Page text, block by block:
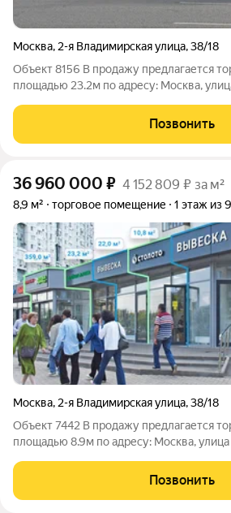
Москва, 2-я Владимирская улица,38/18
Объект 8156 В продажу предлагается
площадью 23.2м по адресу: Москва,
доступность: от ст. метро «Перово» менее 1 минуты пешком. в
окружении находятся
Позвонить
36 960 000 ₽ 4 152 809 ₽ за м²
8,9 м² торговое помещение 1 этаж из 9
Москва, 2-я Владимирская улица,38/18
Объект 7442 В продажу предлагается
площадью 8.9м по адресу: Москва,
доступность: от ст. метро «Перово» менее 1 минуты пешком. в
окружении находятся
Позвонить